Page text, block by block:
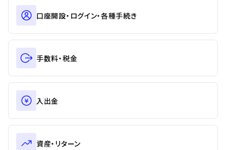
口座開設・ログイン・各種手続き
手数料・税金
入出金
資産・リターン